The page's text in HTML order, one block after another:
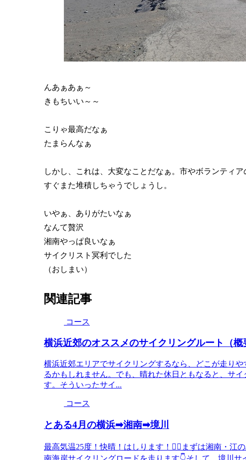
んあぁあぁ～
きもちいい～～
こりゃ最高だなぁ
たまらんなぁ
しかし、これは、大変なことだなぁ。市やボランティ
すぐまた堆積しちゃうでしょうし。
いやぁ、ありがたいなぁ
なんて贅沢
湘南やっぱ良いなぁ
サイクリスト冥利でした
（おしまい）
関連記事
コース
横浜近郊のオススメのサイクリングルート（概
横浜近郊エリアでサイクリングするなら、どこが走り
るかもしれません。でも、晴れた休日ともなると、サ
す。そういったサイ...
コース
とある4月の横浜➡湘南➡境川
最高気温25度！快晴！はしります！🚴‍♂️まずは湘南・江
南海岸サイクリングロードを走ります👇そして、境川